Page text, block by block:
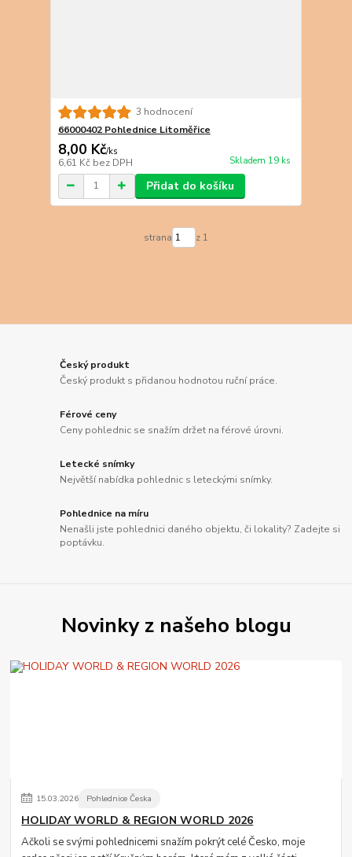
3 hodnocení
66000402 Pohlednice Litoměřice
8,00 Kč/ks
6,61 Kč bez DPH Skladem 19 ks
Přidat do košíku
strana z 1
Český produkt
Český produkt s přidanou hodnotou ruční práce.
Férové ceny
Ceny pohlednic se snažím držet na férové úrovni.
Letecké snímky
Největší nabídka pohlednic s leteckými snímky.
Pohlednice na míru
Nenašli jste pohlednici daného objektu, či lokality? Zadejte si
poptávku.
Novinky z našeho blogu
15.03.2026 Pohlednice Česka
HOLIDAY WORLD & REGION WORLD 2026
Ačkoli se svými pohlednicemi snažím pokrýt celé Česko, moje